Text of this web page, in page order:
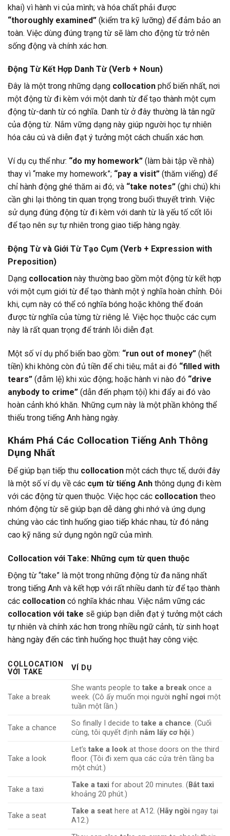
khai) vì hành vi của mình; và hóa chất phải được
“thoroughly examined” (kiểm tra kỹ lưỡng) để đảm bảo an
toàn. Việc dùng đúng trạng từ sẽ làm cho động từ trở nên
sống động và chính xác hơn.
Động Từ Kết Hợp Danh Từ (Verb + Noun)
Đây là một trong những dạng collocation phổ biến nhất, nơi
một động từ đi kèm với một danh từ để tạo thành một cụm
động từ-danh từ có nghĩa. Danh từ ở đây thường là tân ngữ
của động từ. Nắm vững dạng này giúp người học tự nhiên
hóa câu cú và diễn đạt ý tưởng một cách chuẩn xác hơn.
Ví dụ cụ thể như: “do my homework” (làm bài tập về nhà)
thay vì “make my homework”; “pay a visit” (thăm viếng) để
chỉ hành động ghé thăm ai đó; và “take notes” (ghi chú) khi
cần ghi lại thông tin quan trọng trong buổi thuyết trình. Việc
sử dụng đúng động từ đi kèm với danh từ là yếu tố cốt lõi
để tạo nên sự tự nhiên trong giao tiếp hàng ngày.
Động Từ và Giới Từ Tạo Cụm (Verb + Expression with
Preposition)
Dạng collocation này thường bao gồm một động từ kết hợp
với một cụm giới từ để tạo thành một ý nghĩa hoàn chỉnh. Đôi
khi, cụm này có thể có nghĩa bóng hoặc không thể đoán
được từ nghĩa của từng từ riêng lẻ. Việc học thuộc các cụm
này là rất quan trọng để tránh lỗi diễn đạt.
Một số ví dụ phổ biến bao gồm: “run out of money” (hết
tiền) khi không còn đủ tiền để chi tiêu; mắt ai đó “filled with
tears” (đẫm lệ) khi xúc động; hoặc hành vi nào đó “drive
anybody to crime” (dẫn đến phạm tội) khi đẩy ai đó vào
hoàn cảnh khó khăn. Những cụm này là một phần không thể
thiếu trong tiếng Anh hàng ngày.
Khám Phá Các Collocation Tiếng Anh Thông
Dụng Nhất
Để giúp bạn tiếp thu collocation một cách thực tế, dưới đây
là một số ví dụ về các cụm từ tiếng Anh thông dụng đi kèm
với các động từ quen thuộc. Việc học các collocation theo
nhóm động từ sẽ giúp bạn dễ dàng ghi nhớ và ứng dụng
chúng vào các tình huống giao tiếp khác nhau, từ đó nâng
cao kỹ năng sử dụng ngôn ngữ của mình.
Collocation với Take: Những cụm từ quen thuộc
Động từ “take” là một trong những động từ đa năng nhất
trong tiếng Anh và kết hợp với rất nhiều danh từ để tạo thành
các collocation có nghĩa khác nhau. Việc nắm vững các
collocation với take sẽ giúp bạn diễn đạt ý tưởng một cách
tự nhiên và chính xác hơn trong nhiều ngữ cảnh, từ sinh hoạt
hàng ngày đến các tình huống học thuật hay công việc.
COLLOCATION
VỚI TAKE
VÍ DỤ
Take a break
She wants people totake a break once a
week. (Cô ấy muốn mọi người nghỉ ngơi một
tuần một lần.)
Take a chance
So finally I decide totake a chance. (Cuối
cùng, tôi quyết định nắm lấy cơ hội.)
Take a look
Let’stake a look at those doors on the third
floor. (Tôi đi xem qua các cửa trên tầng ba
một chút.)
Take a taxi
Take a taxi for about 20 minutes. ( Bắt taxi
khoảng 20 phút.)
Take a seat
Take a seat here at A12. ( Hãy ngồi ngay tại
A12.)